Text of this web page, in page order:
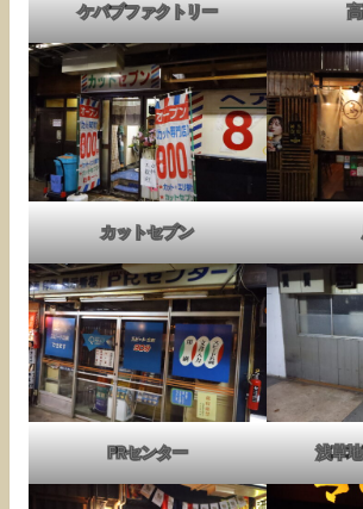
ケバブファクトリー
カットセブン
PRセンター 浅草